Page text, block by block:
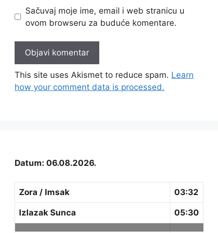
Sačuvaj moje ime, email i web stranicu u
ovom browseru za buduće komentare.
This site uses Akismet to reduce spam. Learn
how your comment data is processed.
Datum: 06.08.2026.
Zora / Imsak 03:32
Izlazak Sunca 05:30